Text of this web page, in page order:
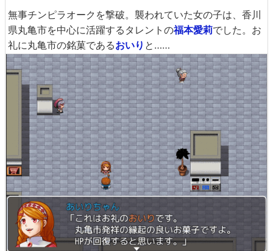
無事チンピラオークを撃破。襲われていた女の子は、香川
県丸亀市を中心に活躍するタレントの福本愛莉でした。お
礼に丸亀市の銘菓であるおいり と……